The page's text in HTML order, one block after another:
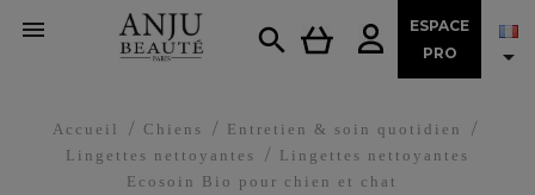


ESPACE
PRO

Accueil Chiens
Entretien & soin quotidien
Lingettes nettoyantes
Lingettes nettoyantes
Ecosoin Bio pour chien et chat